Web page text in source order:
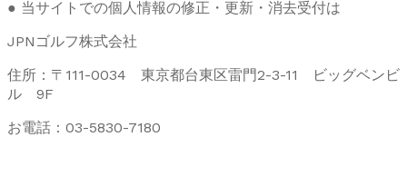
● 当サイトでの個人情報の修正・更新・消去受付は
JPNゴルフ株式会社
住所：〒111-0034 東京都台東区雷門2-3-11 ビッグベンビ
ル 9F
お電話：03-5830-7180